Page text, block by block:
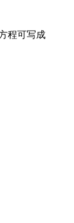
程可写成